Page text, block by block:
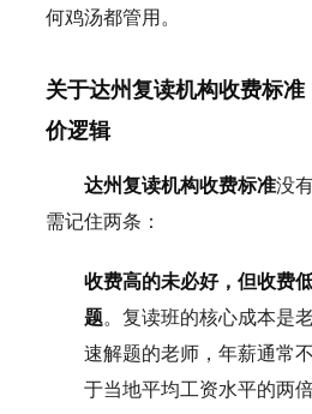
何鸡汤都管用。
关于达州复读机构收费标
价逻辑
达州复读机构收费标准没
需记住两条：
收费高的未必好，但收费
题。复读班的核心成本是
速解题的老师，年薪通常
于当地平均工资水平的两